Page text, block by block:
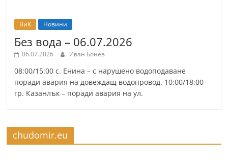
ВиК Новини
Без вода – 06.07.2026
06.07.2026 Иван Бонев
08:00/15:00 с. Енина – с нарушено водоподаване
поради авария на довеждащ водопровод. 10:00/18:00
гр. Казанлък – поради авария на ул.
chudomir.eu